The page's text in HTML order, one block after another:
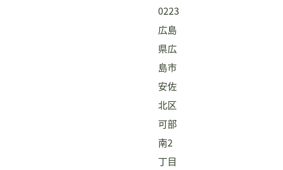
0223
広島
県広
島市
安佐
北区
可部
南2
丁目